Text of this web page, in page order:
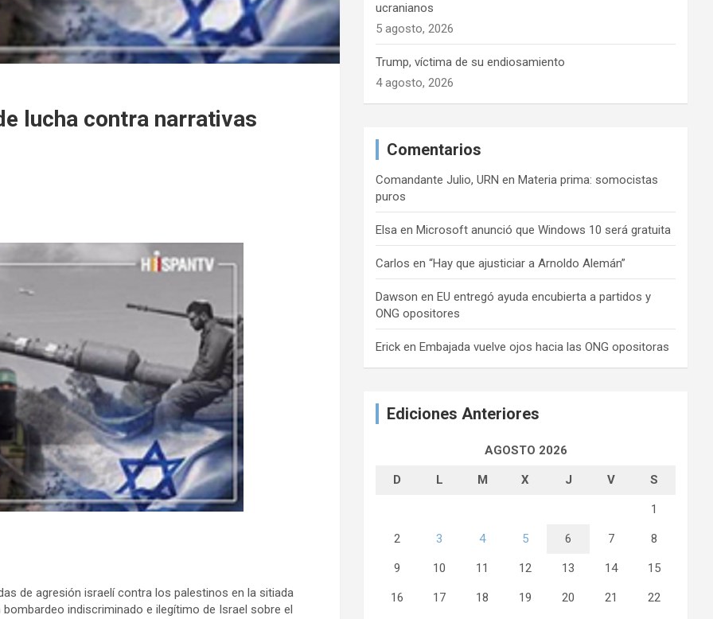
lucha contra narrativas
de agresión israelí contra los palestinos en la sitiada
indiscriminado e ilegítimo de Israel sobre el
ucranianos
5 agosto, 2026
Trump, víctima de su endiosamiento
4 agosto, 2026
Comentarios
Comandante Julio, URN en Materia prima: somocistas
puros
Elsa en Microsoft anunció que Windows 10 será gratuita
Carlosen“Hay que ajusticiar a Arnoldo Alemán”
Dawson en EU entregó ayuda encubierta a partidos y
ONG opositores
Erick en Embajada vuelve ojos hacia las ONG opositoras
Ediciones Anteriores
AGOSTO 2026
D L M X J V S
1
2 3 4 5 6 7 8
9 10 11 12 13 14 15
16 17 18 19 20 21 22